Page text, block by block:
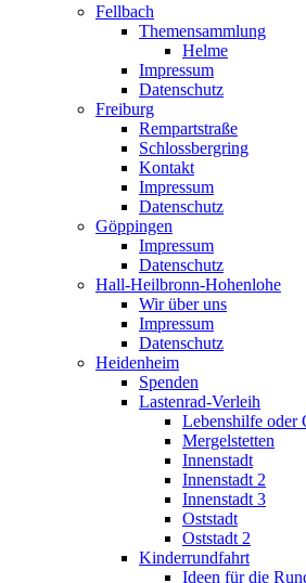
Fellbach
Themensammlung
Helme
Impressum
Datenschutz
Freiburg
Rempartstraße
Schlossbergring
Kontakt
Impressum
Datenschutz
Göppingen
Impressum
Datenschutz
Hall-Heilbronn-Hohenlohe
Wir über uns
Impressum
Datenschutz
Heidenheim
Spenden
Lastenrad-Verleih
Lebenshilfe oder
Mergelstetten
Innenstadt
Innenstadt 2
Innenstadt 3
Oststadt
Oststadt 2
Kinderrundfahrt
Ideen für die